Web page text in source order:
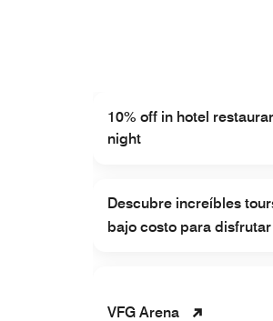
10% off in hotel
night
Descubre increíbles
bajo costo para
VFG Arena